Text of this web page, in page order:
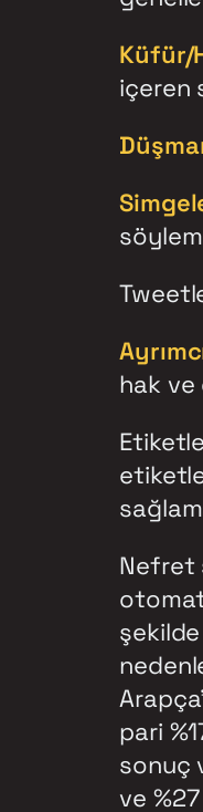
Küfür/
içeren
hak ve
Nefret
pari
sonuç
ve